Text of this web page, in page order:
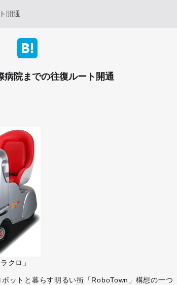
開通
病院までの往復ルート開通
クロ」
ットと暮らす明るい街「RoboTown」構想の一つ